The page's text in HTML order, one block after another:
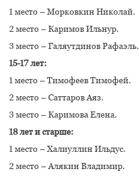
1 место – Морковкин Николай.
2 место – Каримов Ильнур.
3 место – Галяутдинов Рафаэль.
15-17 лет:
1 место – Тимофеев Тимофей.
2 место – Саттаров Аяз.
3 место – Каримова Елена.
18 лет и старше:
1 место – Халиуллин Ильдус.
2 место – Алякин Владимир.